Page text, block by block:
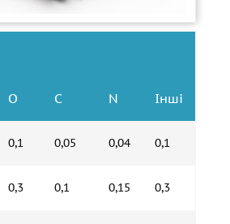
O C N Інші
0,1 0,05 0,04 0,1
0,3 0,1 0,15 0,3